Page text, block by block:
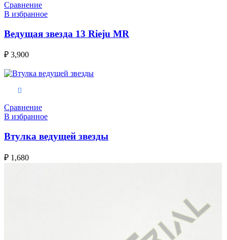
Сравнение
В избранное
Ведущая звезда 13 Rieju MR
₽ 3,900
Сравнение
В избранное
Втулка ведущей звезды
₽ 1,680